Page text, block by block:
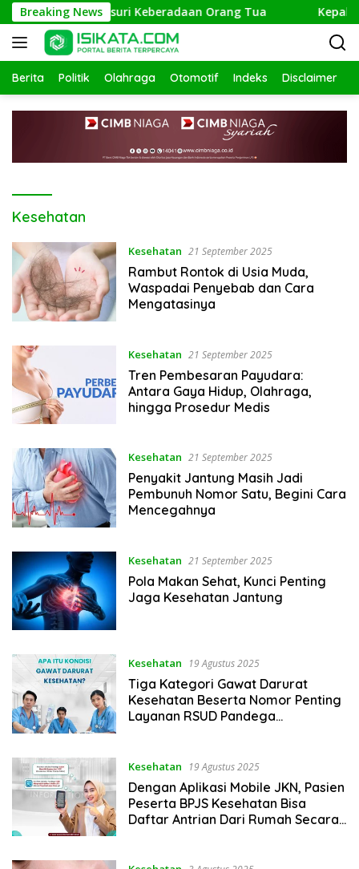
Langsung
ke
konten
Breaking News
Polisi Telusuri Keberadaan Orang Tua Kepala
Berita Politik Olahraga Otomotif Indeks Disclaimer
Kesehatan
Kesehatan 21 September 2025
Rambut Rontok di Usia Muda,
Waspadai Penyebab dan Cara
Mengatasinya
Kesehatan 21 September 2025
Tren Pembesaran Payudara:
Antara Gaya Hidup, Olahraga,
hingga Prosedur Medis
Kesehatan 21 September 2025
Penyakit Jantung Masih Jadi
Pembunuh Nomor Satu, Begini Cara
Mencegahnya
Kesehatan 21 September 2025
Pola Makan Sehat, Kunci Penting
Jaga Kesehatan Jantung
Kesehatan 19 Agustus 2025
Tiga Kategori Gawat Darurat
Kesehatan Beserta Nomor Penting
Layanan RSUD Pandega
Kesehatan 19 Agustus 2025
Dengan Aplikasi Mobile JKN, Pasien
Peserta BPJS Kesehatan Bisa
Daftar Antrian Dari Rumah Secara